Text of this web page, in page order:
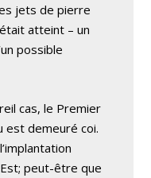
jets de pierre
atteint – un
possible
cas, le Premier
est demeuré coi.
peut-être que